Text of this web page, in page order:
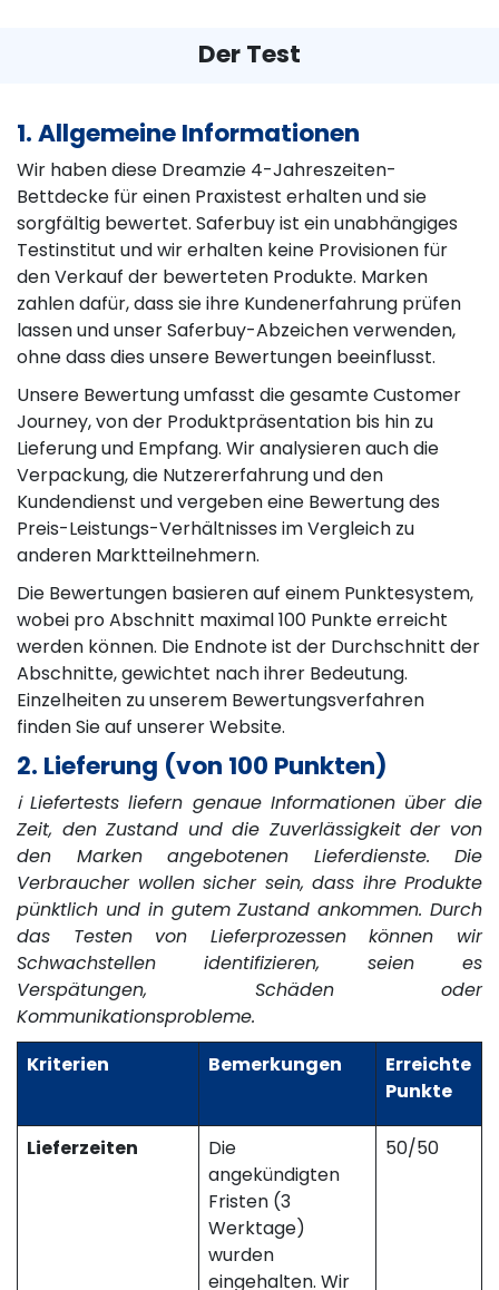
Der Test
1. Allgemeine Informationen
Wir haben diese Dreamzie 4-Jahreszeiten-
Bettdecke für einen Praxistest erhalten und sie
sorgfältig bewertet. Saferbuy ist ein unabhängiges
Testinstitut und wir erhalten keine Provisionen für
den Verkauf der bewerteten Produkte. Marken
zahlen dafür, dass sie ihre Kundenerfahrung prüfen
lassen und unser Saferbuy-Abzeichen verwenden,
ohne dass dies unsere Bewertungen beeinflusst.
Unsere Bewertung umfasst die gesamte Customer
Journey, von der Produktpräsentation bis hin zu
Lieferung und Empfang. Wir analysieren auch die
Verpackung, die Nutzererfahrung und den
Kundendienst und vergeben eine Bewertung des
Preis-Leistungs-Verhältnisses im Vergleich zu
anderen Marktteilnehmern.
Die Bewertungen basieren auf einem Punktesystem,
wobei pro Abschnitt maximal 100 Punkte erreicht
werden können. Die Endnote ist der Durchschnitt der
Abschnitte, gewichtet nach ihrer Bedeutung.
Einzelheiten zu unserem Bewertungsverfahren
finden Sie auf unserer Website.
2. Lieferung (von 100 Punkten)
ℹ️ Liefertests liefern genaue Informationen über die
Zeit, den Zustand und die Zuverlässigkeit der von
den Marken angebotenen Lieferdienste. Die
Verbraucher wollen sicher sein, dass ihre Produkte
pünktlich und in gutem Zustand ankommen. Durch
das Testen von Lieferprozessen können wir
Schwachstellen identifizieren, seien es
Verspätungen, Schäden oder
Kommunikationsprobleme.
Kriterien
Bemerkungen
Erreichte
Punkte
Lieferzeiten
Die
angekündigten
Fristen (3
Werktage)
wurden
eingehalten. Wir
50/50